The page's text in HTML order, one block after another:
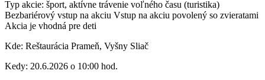
Typ akcie: šport, aktívne trávenie voľného času (turistika)
Bezbariérový vstup na akciu Vstup na akciu povolený so zvieratami
Akcia je vhodná pre deti
Kde: Reštaurácia Prameň, Vyšny Sliač
Kedy: 20.6.2026 o 10:00 hod.